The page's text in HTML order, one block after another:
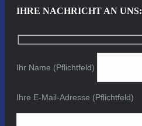
IHRE NACHRICHT AN UNS:
Ihr Name (Pflichtfeld)
Ihre E-Mail-Adresse (Pflichtfeld)